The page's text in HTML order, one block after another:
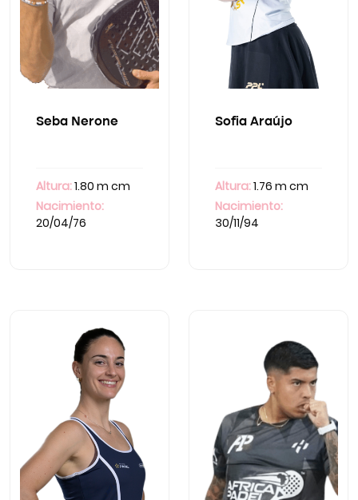
Seba Nerone
Altura:1.80 m cm
Nacimiento:
20/04/76
Sofia Araújo
Altura:1.76 m cm
Nacimiento:
30/11/94